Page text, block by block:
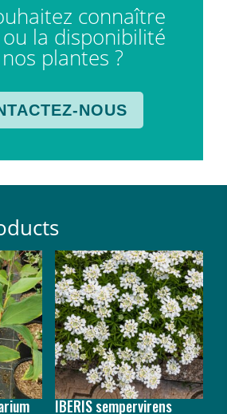
connaître
la disponibilité
plantes ?
NOUS
IBERIS sempervirens